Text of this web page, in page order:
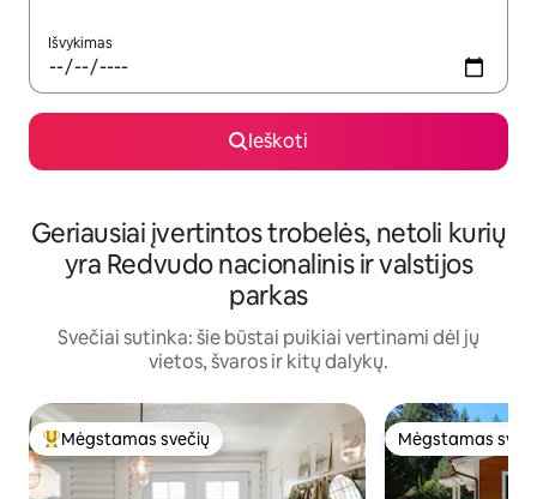
Išvykimas
Ieškoti
Geriausiai įvertintos trobelės, netoli kurių
yra Redvudo nacionalinis ir valstijos
parkas
Svečiai sutinka: šie būstai puikiai vertinami dėl jų
vietos, švaros ir kitų dalykų.
Svečių mėgstamiausias
Mėgstamas svečių Mėgstamas
Mėgstamas